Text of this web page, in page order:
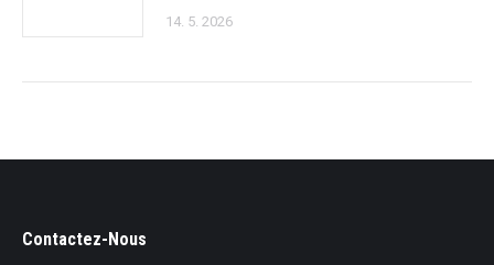
14. 5. 2026
Contactez-Nous